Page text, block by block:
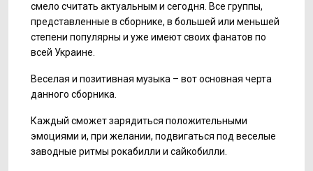
смело считать актуальным и сегодня. Все группы,
представленные в сборнике, в большей или меньшей
степени популярны и уже имеют своих фанатов по
всей Украине.
Веселая и позитивная музыка – вот основная черта
данного сборника.
Каждый сможет зарядиться положительными
эмоциями и, при желании, подвигаться под веселые
заводные ритмы рокабилли и сайкобилли.